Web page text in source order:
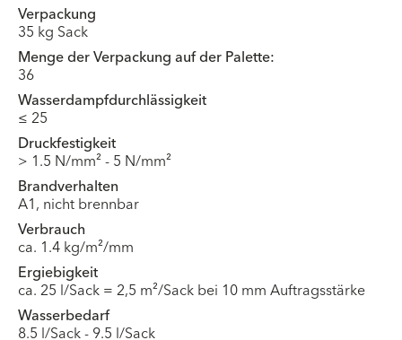
Verpackung
35 kg Sack
Menge der Verpackung auf der Palette:
36
Wasserdampfdurchlässigkeit
≤ 25
Druckfestigkeit
> 1.5 N/mm² - 5 N/mm²
Brandverhalten
A1, nicht brennbar
Verbrauch
ca. 1.4 kg/m²/mm
Ergiebigkeit
ca. 25 l/Sack = 2,5 m²/Sack bei 10 mm Auftragsstärke
Wasserbedarf
8.5 l/Sack - 9.5 l/Sack